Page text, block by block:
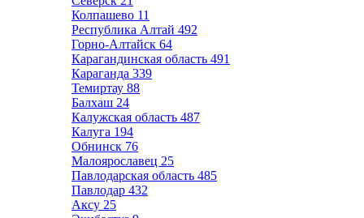
Колпашево 11
Республика Алтай 492
Горно-Алтайск 64
Карагандинская область 491
Караганда 339
Темиртау 88
Балхаш 24
Калужская область 487
Калуга 194
Обнинск 76
Малоярославец 25
Павлодарская область 485
Павлодар 432
Аксу 25